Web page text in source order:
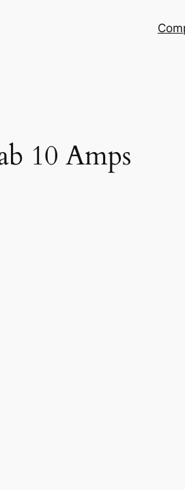
10 Amps